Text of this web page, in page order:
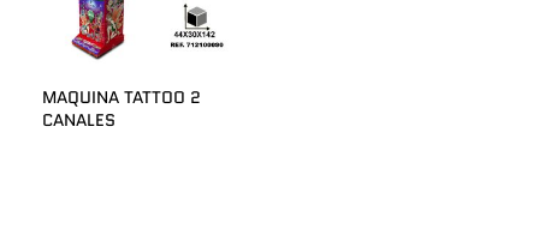
MAQUINA TATTOO 2
CANALES